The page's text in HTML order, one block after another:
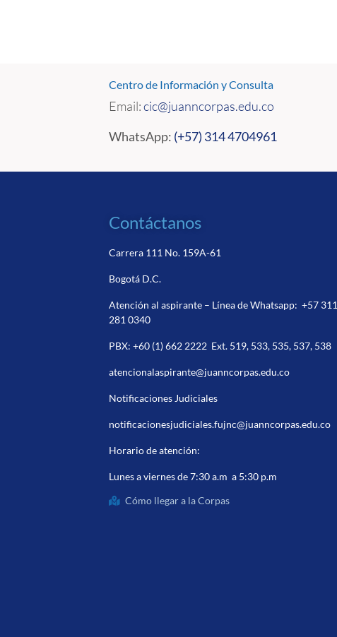
Centro de Información y Consulta
Email:cic@juanncorpas.edu.co
WhatsApp: (+57) 314 4704961
Contáctanos
Carrera 111 No. 159A-61
Bogotá D.C.
Atención al aspirante – Línea de Whatsapp:+57 311
281 0340
PBX:+60 (1) 662 2222 Ext. 519, 533, 535, 537, 538
atencionalaspirante@juanncorpas.edu.co
Notificaciones Judiciales
notificacionesjudiciales.fujnc@juanncorpas.edu.co
Horario de atención:
Lunes a viernes de 7:30 a.m a 5:30 p.m
Cómo llegar a la Corpas